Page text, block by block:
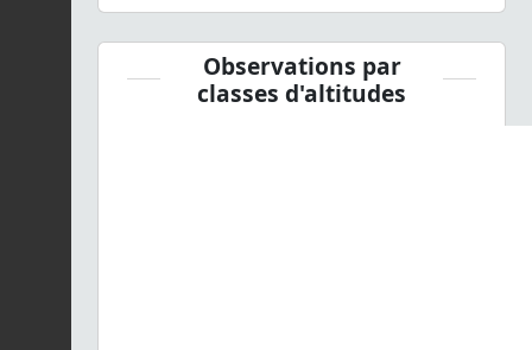
Observations par
classes d'altitudes